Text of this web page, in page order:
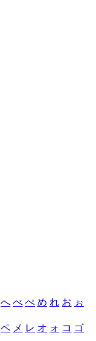
へ べ ぺ め れ お ぉ
ペ メ レ オ ォ コ ゴ